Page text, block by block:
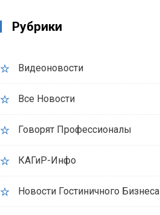
Рубрики
Видеоновости
Все Новости
Говорят Профессионалы
КАГиР-Инфо
Новости Гостиничного Бизнеса